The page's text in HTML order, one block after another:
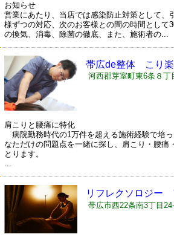
お知らせ
営業にあたり、当店では感染防止対策として、
様ずつの対応、次のお客様との間の時間として
の換気、消毒、除菌の徹底、また、施術者の...
帯広de整体 こり楽
河西郡芽室町東6条８丁
肩こりと腰痛に特化
病院勤務時代の1万件を超える施術経験で培
なただけの問題点を一緒に探し、肩こり・腰痛
とります。
...
リフレクソロジー
minami
帯広市西22条南3丁目